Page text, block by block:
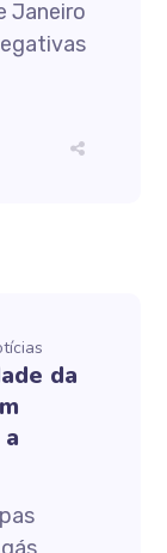
Janeiro
da